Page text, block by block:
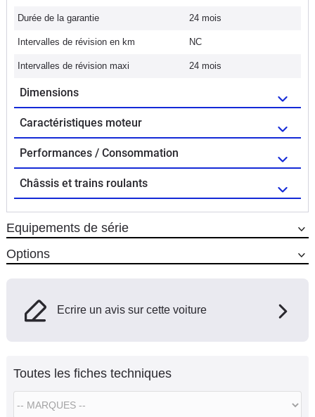
Durée de la garantie 24 mois
Intervalles de révision en km NC
Intervalles de révision maxi 24 mois
Dimensions
Caractéristiques moteur
Performances / Consommation
Châssis et trains roulants
Equipements de série
Options
Ecrire un avis sur cette voiture
Toutes les fiches techniques